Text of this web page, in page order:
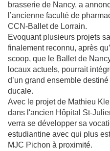
brasserie de Nancy, a
l’ancienne faculté de
CCN-Ballet de Lorrain.
Evoquant plusieurs projets
finalement reconnu, après
scoop, que le Ballet de
locaux actuels, pourrait
d’un grand ensemble
ducale.
Avec le projet de Mathieu
dans l'ancien Hôpital St-
verra se développer sa
estudiantine avec qui plus
MJC Pichon à proximité.